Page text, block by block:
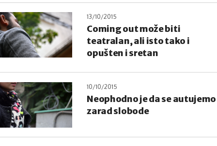
13/10/2015
Coming out može biti
teatralan, ali isto tako i
opušten i sretan
10/10/2015
Neophodno je da se autujemo
zarad slobode